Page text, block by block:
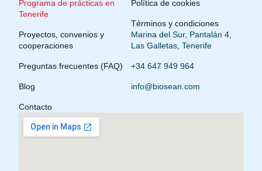
Programa de prácticas en
Tenerife
Proyectos, convenios y
cooperaciones
Preguntas frecuentes (FAQ)
Blog
Contacto
Política de cookies
Términos y condiciones
Marina del Sur, Pantalán 4,
Las Galletas, Tenerife
+34 647 949 964
info@biosean.com